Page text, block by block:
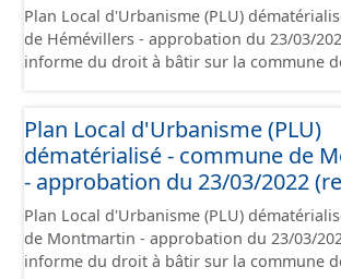
l'attention portée à la création de ces
rappelé que seuls les documents papier
opposables d'un point de vue juridique.
Plan Local d'Urbanisme (PLU)
de Hémévillers - approbation du 23/03/2022. Ce
informe du droit à bâtir sur la commune
administratives, le rapport de présentation,
règlement (à l'exception des plans de
annexes, les orientations d'aménagement
géographiques. Malgré l'attention portée à la création
de ces données, il est rappelé que seuls
papier font foi et sont opposables d'un
juridique.
Plan Local d'Urbanisme (PLU)
dématérialisé - commune de
- approbation du 23/03/2022
Plan Local d'Urbanisme (PLU)
de Montmartin - approbation du 23/03/2022. Ce
informe du droit à bâtir sur la commune